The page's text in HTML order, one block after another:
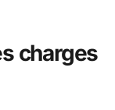
charges